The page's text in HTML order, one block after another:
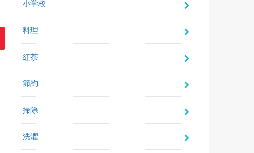
小学校
料理
紅茶
節約
掃除
洗濯